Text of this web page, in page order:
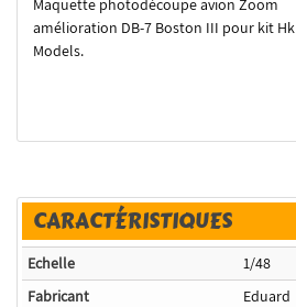
Maquette photodécoupe avion Zoom
amélioration DB-7 Boston III pour kit Hk
Models.
CARACTÉRISTIQUES
Echelle
1/48
Fabricant
Eduard